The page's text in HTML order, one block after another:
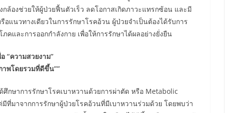
ล้องช่วยให้ผู้ป่วยฟื้นตัวเร็ว ลดโอกาสเกิดภาวะแทรกซ้อน และมี
อแนวทางเดียวในการรักษาโรคอ้วน ผู้ป่วยจำเป็นต้องได้รับการ
และการออกกำลังกาย เพื่อให้การรักษาได้ผลอย่างยั่งยืน
“ความสวยงาม”
พโดยรวมที่ดีขึ้น””
การรักษาโรคเบาหวานด้วยการผ่าตัด หรือ Metabolic
มาจากการรักษาผู้ป่วยโรคอ้วนที่มีเบาหวานร่วมด้วย โดยพบว่า